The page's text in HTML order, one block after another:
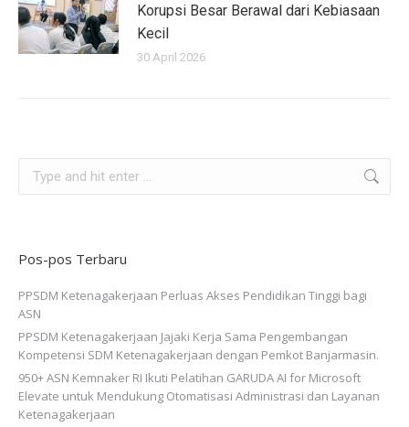
Korupsi Besar Berawal dari Kebiasaan
Kecil
30 April 2026
Pos-pos Terbaru
PPSDM Ketenagakerjaan Perluas Akses Pendidikan Tinggi bagi
ASN
PPSDM Ketenagakerjaan Jajaki Kerja Sama Pengembangan
Kompetensi SDM Ketenagakerjaan dengan Pemkot Banjarmasin.
950+ ASN Kemnaker RI Ikuti Pelatihan GARUDA AI for Microsoft
Elevate untuk Mendukung Otomatisasi Administrasi dan Layanan
Ketenagakerjaan